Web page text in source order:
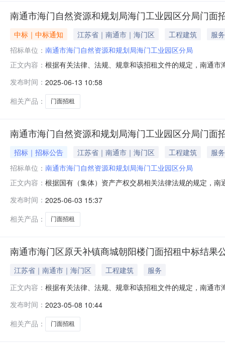
南通市海门自然资源和规划局海门工业园区分局门面
中标｜中标通知 江苏省｜南通市｜海门区 工程建筑
服务
招标单位： 南通市海门自然资源和规划局海门工业园区分局
正文内容： 根据有关法律、法规、规章和该招租文件的规定，南通
的，招标人将签发中标通知书。招标人：南通市海门自
发布时间： 2025-06-13 10:58
相关产品：
门面招租
南通市海门自然资源和规划局海门工业园区分局门面
招标｜招标公告 江苏省｜南通市｜海门区 工程建筑
服务
招标单位： 南通市海门自然资源和规划局海门工业园区分局
正文内容： 根据国有（集体）资产产权交易相关法律法规的规定，
2.1、标的物内容及底价：序号招租门面号拟租赁时间租
期。3、项目标的用途要求：用途不
发布时间： 2025-06-03 15:37
相关产品：
门面招租
南通市海门区原天补镇商城朝阳楼门面招租中标结果
江苏省｜南通市｜海门区 工程建筑
服务
正文内容： 根据有关法律、法规、规章和该招租文件的规定，南通
市海门自然资源和规划局海门工业园区分局2023年05月
发布时间： 2023-05-08 10:44
相关产品：
门面招租